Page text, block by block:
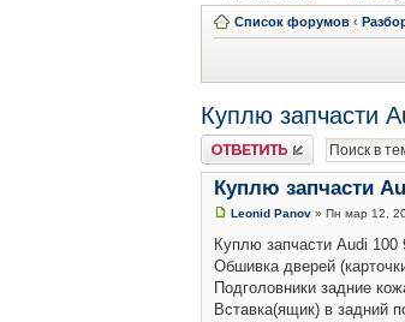
Список форумов ‹
Куплю запчасти
Ответить
Куплю запчасти
Leonid Panov » Пн мар 12,
Куплю запчасти Audi
Обшивка дверей
Подголовники задние
Вставка(ящик) в задний